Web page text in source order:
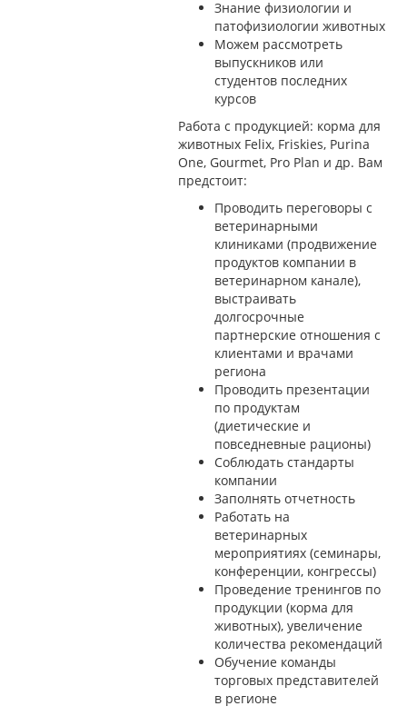
Знание физиологии и
патофизиологии животных
Можем рассмотреть
выпускников или
студентов последних
курсов
Работа с продукцией: корма для
животных Felix, Friskies, Purina
One, Gourmet, Pro Plan и др. Вам
предстоит:
Проводить переговоры с
ветеринарными
клиниками (продвижение
продуктов компании в
ветеринарном канале),
выстраивать
долгосрочные
партнерские отношения с
клиентами и врачами
региона
Проводить презентации
по продуктам
(диетические и
повседневные рационы)
Соблюдать стандарты
компании
Заполнять отчетность
Работать на
ветеринарных
мероприятиях (семинары,
конференции, конгрессы)
Проведение тренингов по
продукции (корма для
животных), увеличение
количества рекомендаций
Обучение команды
торговых представителей
в регионе